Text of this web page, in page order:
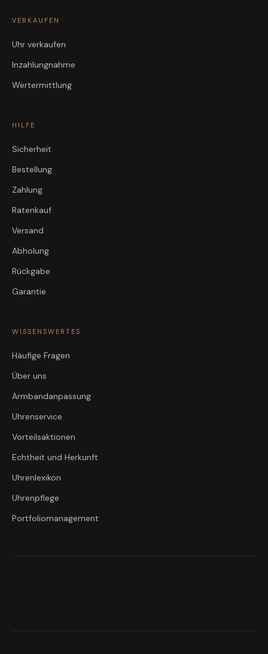
VERKAUFEN
Uhr verkaufen
Inzahlungnahme
Wertermittlung
HILFE
Sicherheit
Bestellung
Zahlung
Ratenkauf
Versand
Abholung
Rückgabe
Garantie
WISSENSWERTES
Häufige Fragen
Über uns
Armbandanpassung
Uhrenservice
Vorteilsaktionen
Echtheit und Herkunft
Uhrenlexikon
Uhrenpflege
Portfoliomanagement